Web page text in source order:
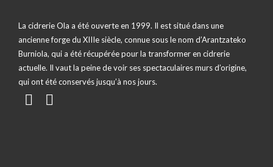
La cidrerie Ola a été ouverte en 1999. Il est situé dans une
ancienne forge du XIIIe siècle, connue sous le nom d’Arantzateko
Burniola, qui a été récupérée pour la transformer en cidrerie
actuelle. Il vaut la peine de voir ses spectaculaires murs d’origine,
qui ont été conservés jusqu’à nos jours.